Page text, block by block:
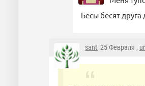
Бесы бесят
sant, 25 Февраля , url